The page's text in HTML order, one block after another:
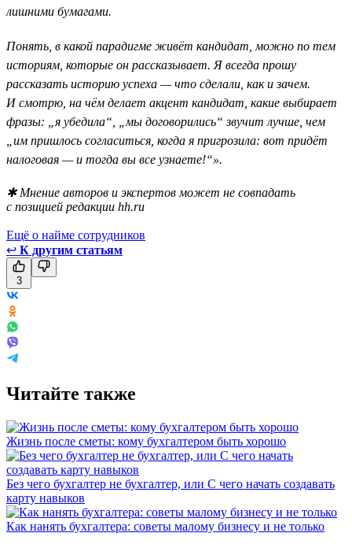
лишними бумагами.
Понять, в какой парадигме живёт кандидат, можно по тем
историям, которые он рассказывает. Я всегда прошу
рассказать историю успеха — что сделали, как и зачем.
И смотрю, на чём делает акцент кандидат, какие выбирает
фразы: „я убедила“, „мы договорились“ звучит лучше, чем
„им пришлось согласиться, когда я пригрозила: вот придёт
налоговая — и тогда вы все узнаете!“».
✱ Мнение авторов и экспертов может не совпадать
с позицией редакции hh.ru
Ещё о найме сотрудников
↩ К другим статьям
3
Читайте также
Жизнь после сметы: кому бухгалтером быть хорошо
Без чего бухгалтер не бухгалтер, или С чего начать создавать
карту навыков
Как нанять бухгалтера: советы малому бизнесу и не только